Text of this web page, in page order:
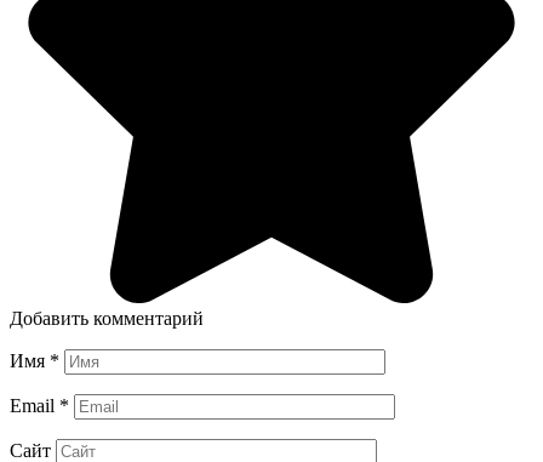
Добавить комментарий
Имя *
Email *
Сайт